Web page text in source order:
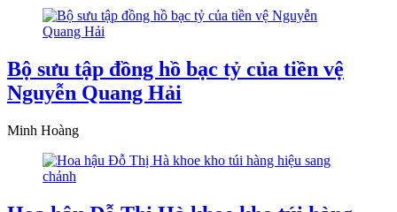
Bộ sưu tập đồng hồ bạc tỷ của tiền vệ
Nguyễn Quang Hải
Minh Hoàng